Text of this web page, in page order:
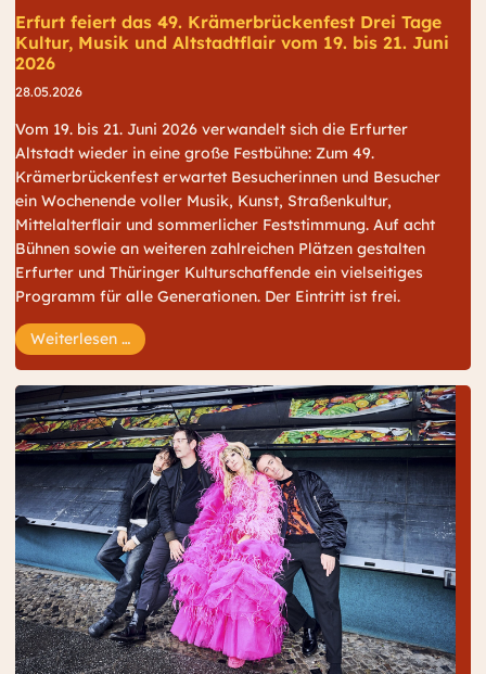
28.05.2026
Erfurt feiert das 49. Krämerbrückenfest Drei Tage
Kultur, Musik und Altstadtflair vom 19. bis 21. Juni
2026
Vom 19. bis 21. Juni 2026 verwandelt sich die Erfurter
Altstadt wieder in eine große Festbühne: Zum 49.
Krämerbrückenfest erwartet Besucherinnen und Besucher
ein Wochenende voller Musik, Kunst, Straßenkultur,
Mittelalterflair und sommerlicher Feststimmung. Auf acht
Bühnen sowie an weiteren zahlreichen Plätzen gestalten
Erfurter und Thüringer Kulturschaffende ein vielseitiges
Programm für alle Generationen. Der Eintritt ist frei.
Weiterlesen …Erfurt feiert das 49. Krämerbrückenfest Drei